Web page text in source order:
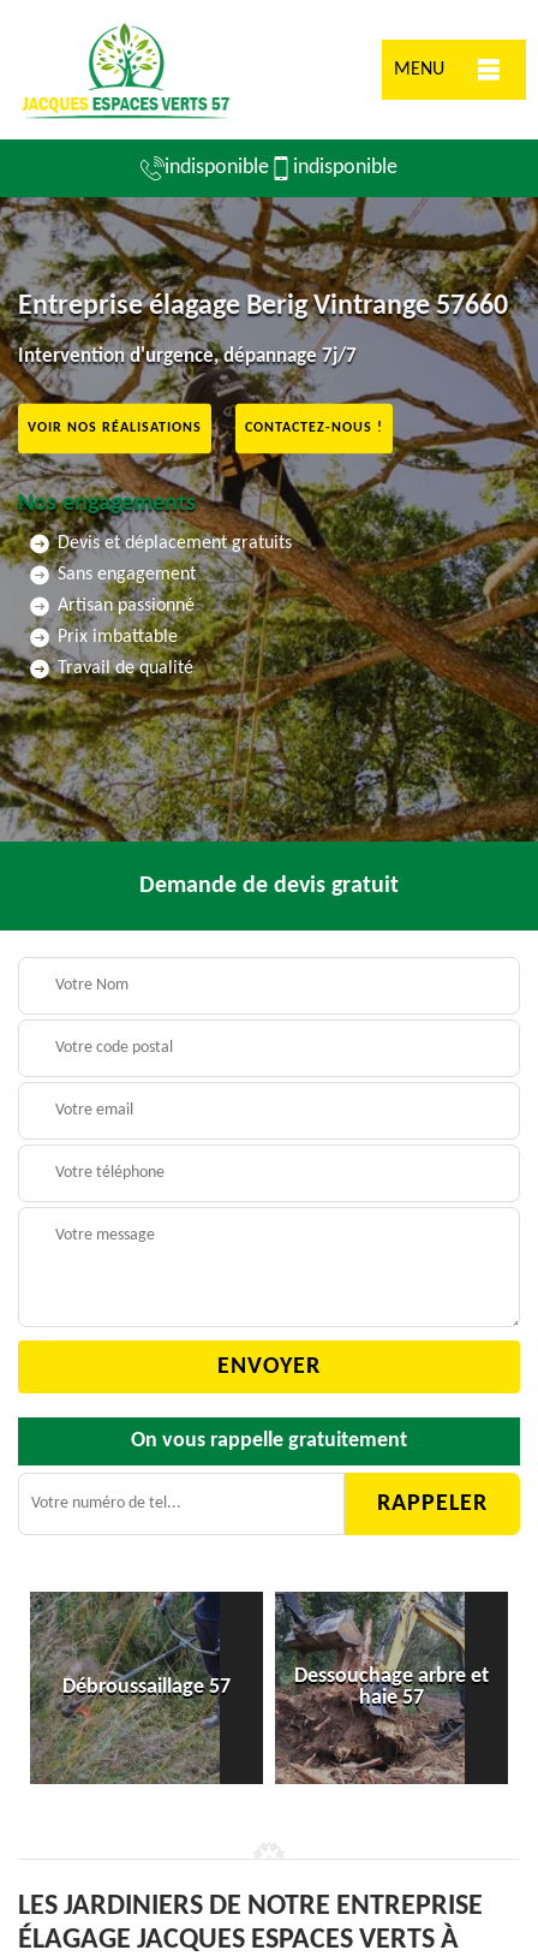
MENU
indisponible indisponible
Entreprise élagage Berig Vintrange 57660
Intervention d'urgence, dépannage 7j/7
VOIR NOS RÉALISATIONS CONTACTEZ-NOUS !
Nos engagements
Devis et déplacement gratuits
Sans engagement
Artisan passionné
Prix imbattable
Travail de qualité
Demande de devis gratuit
On vous rappelle gratuitement
Débroussaillage 57
Dessouchage arbre et
haie 57
LES JARDINIERS DE NOTRE ENTREPRISE
ÉLAGAGE JACQUES ESPACES VERTS À